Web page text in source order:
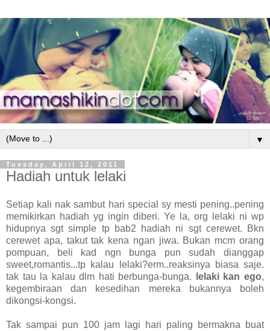
▼
Tuesday, April 12, 2011
Hadiah untuk lelaki
Setiap kali nak sambut hari special sy mesti pening..pening
memikirkan hadiah yg ingin diberi. Ye la, org lelaki ni wp
hidupnya sgt simple tp bab2 hadiah ni sgt cerewet. Bkn
cerewet apa, takut tak kena ngan jiwa. Bukan mcm orang
pompuan, beli kad ngn bunga pun sudah dianggap
sweet,romantis...tp kalau lelaki?erm..reaksinya biasa saje.
tak tau la kalau dlm hati berbunga-bunga.
lelaki kan ego,
kegembiraan dan kesedihan mereka bukannya boleh
dikongsi-kongsi.
Tak sampai pun 100 jam lagi hari paling bermakna buat